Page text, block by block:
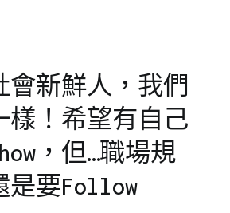
會新鮮人，我們
樣！希望有自己
，但…職場規
是要Follow